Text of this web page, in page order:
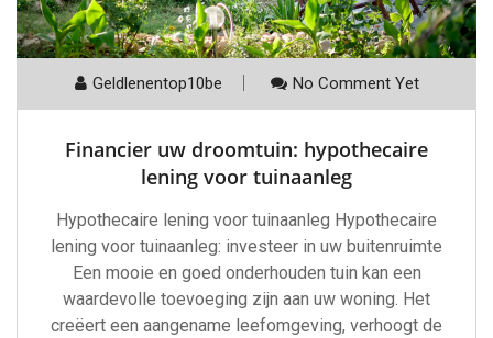
Geldlenentop10be No Comment Yet
Financier uw droomtuin: hypothecaire
lening voor tuinaanleg
Hypothecaire lening voor tuinaanleg Hypothecaire
lening voor tuinaanleg: investeer in uw buitenruimte
Een mooie en goed onderhouden tuin kan een
waardevolle toevoeging zijn aan uw woning. Het
creëert een aangename leefomgeving, verhoogt de